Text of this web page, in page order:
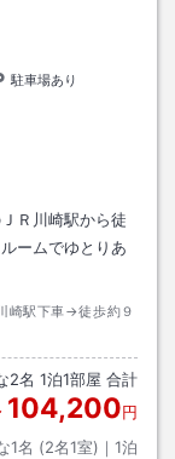
駐車場あり
Ｒ川崎駅から徒
ームでゆとりあ
崎駅下車→徒歩約９
2名 1泊1部屋 合計
104,200円
1名 (2名1室)｜ 1泊